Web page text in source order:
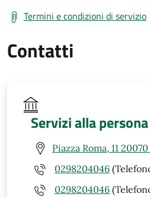
Termini e condizioni di servizio
Contatti
Servizi alla persona
Piazza Roma, 11
0298204046
0298204046